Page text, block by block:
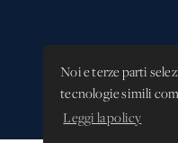
Noi e terze parti
tecnologie simili
Leggi la policy